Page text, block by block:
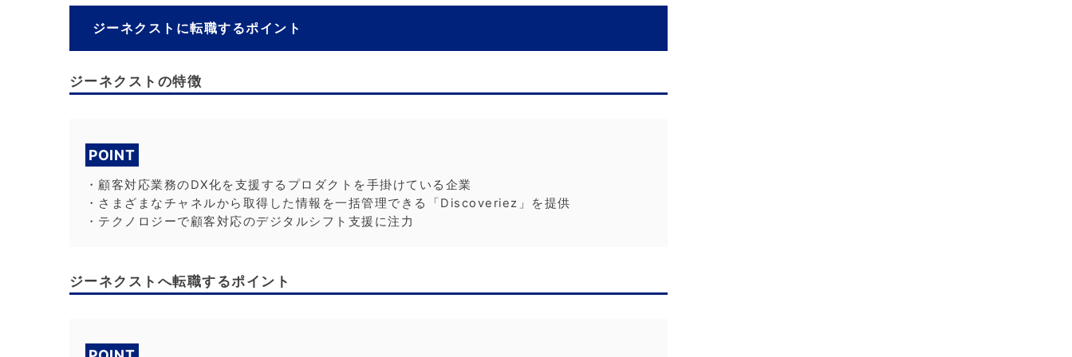
ジーネクストに転職するポイント
ジーネクストの特徴
POINT
・顧客対応業務のDX化を支援するプロダクトを手掛けている企業
・さまざまなチャネルから取得した情報を一括管理できる「Discoveriez」を提供
・テクノロジーで顧客対応のデジタルシフト支援に注力
ジーネクストへ転職するポイント